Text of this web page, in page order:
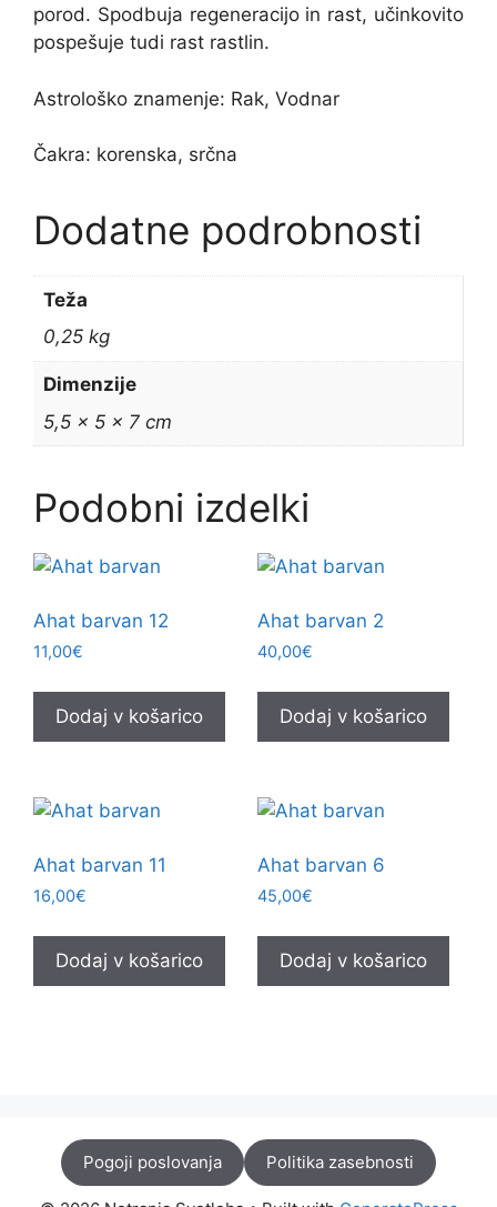
porod. Spodbuja regeneracijo in rast, učinkovito
pospešuje tudi rast rastlin.
Astrološko znamenje: Rak, Vodnar
Čakra: korenska, srčna
Dodatne podrobnosti
Teža
0,25 kg
Dimenzije
5,5 × 5 × 7 cm
Podobni izdelki
Ahat barvan 12
11,00€
Dodaj v košarico
Ahat barvan 2
40,00€
Dodaj v košarico
Ahat barvan 11
16,00€
Dodaj v košarico
Ahat barvan 6
45,00€
Dodaj v košarico
Pogoji poslovanja Politika zasebnosti